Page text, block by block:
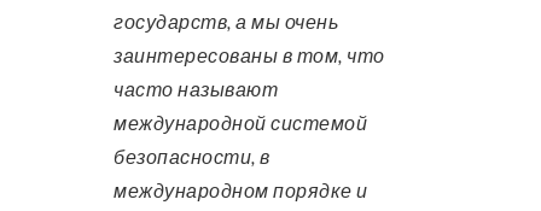
государств, а мы очень
заинтересованы в том, что
часто называют
международной системой
безопасности, в
международном порядке и